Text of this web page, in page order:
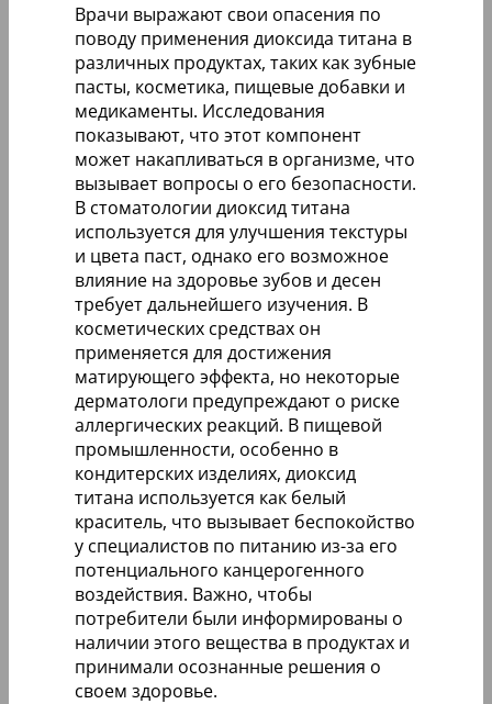
Врачи выражают свои опасения по
поводу применения диоксида титана в
различных продуктах, таких как зубные
пасты, косметика, пищевые добавки и
медикаменты. Исследования
показывают, что этот компонент
может накапливаться в организме, что
вызывает вопросы о его безопасности.
В стоматологии диоксид титана
используется для улучшения текстуры
и цвета паст, однако его возможное
влияние на здоровье зубов и десен
требует дальнейшего изучения. В
косметических средствах он
применяется для достижения
матирующего эффекта, но некоторые
дерматологи предупреждают о риске
аллергических реакций. В пищевой
промышленности, особенно в
кондитерских изделиях, диоксид
титана используется как белый
краситель, что вызывает беспокойство
у специалистов по питанию из-за его
потенциального канцерогенного
воздействия. Важно, чтобы
потребители были информированы о
наличии этого вещества в продуктах и
принимали осознанные решения о
своем здоровье.